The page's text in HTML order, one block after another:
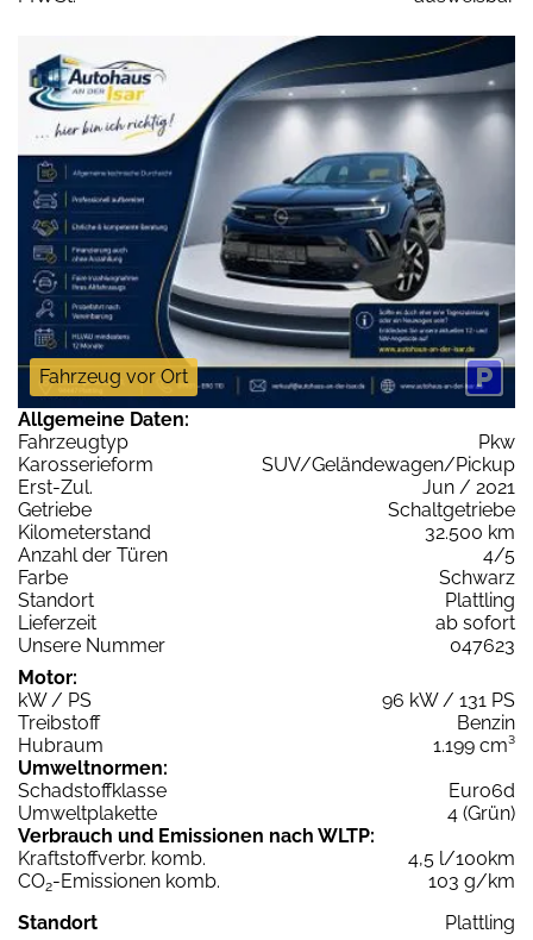
Fahrzeug vor Ort
Allgemeine Daten:
Fahrzeugtyp
Pkw
Karosserieform
SUV/Geländewagen/Pickup
Erst-Zul.
Jun / 2021
Getriebe
Schaltgetriebe
Kilometerstand
32.500 km
Anzahl der Türen
4/5
Farbe
Schwarz
Standort
Plattling
Lieferzeit
ab sofort
Unsere Nummer
047623
Motor:
kW / PS
96 kW / 131 PS
Treibstoff
Benzin
Hubraum
1.199 cm³
Umweltnormen:
Schadstoffklasse
Euro6d
Umweltplakette
4 (Grün)
Verbrauch und Emissionen nach WLTP:
Kraftstoffverbr. komb.
4,5 l/100km
CO2-Emissionen komb.
103 g/km
Standort
Plattling